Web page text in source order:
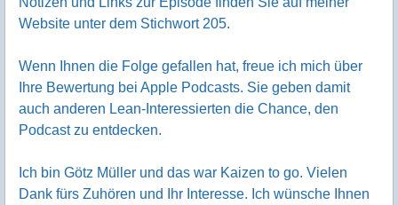
Website unter dem Stichwort 205.
Wenn Ihnen die Folge gefallen hat, freue ich mich über
Ihre Bewertung bei Apple Podcasts. Sie geben damit
auch anderen Lean-Interessierten die Chance, den
Podcast zu entdecken.
Ich bin Götz Müller und das war Kaizen to go. Vielen
Dank fürs Zuhören und Ihr Interesse. Ich wünsche Ihnen